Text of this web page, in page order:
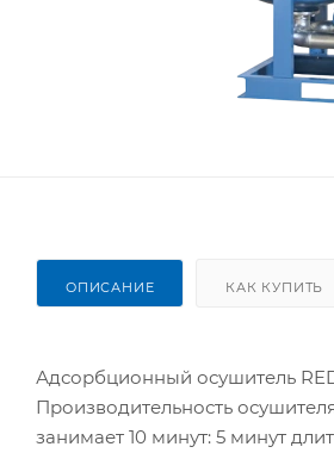
ОПИСАНИЕ КАК КУПИТЬ
Адсорбционный осушитель
Производительность
занимает 10 минут: 5 минут